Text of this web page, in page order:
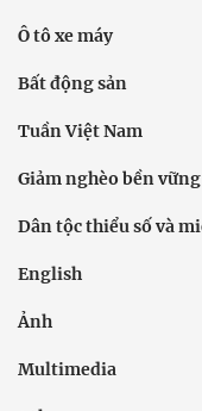
Ô tô xe máy
Bất động sản
Tuần Việt Nam
Giảm nghèo bền vững
Dân tộc thiểu số và
English
Ảnh
Multimedia